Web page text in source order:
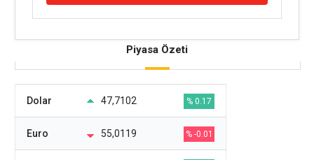
Piyasa Özeti
Dolar 47,7102 % 0.17
Euro 55,0119 % -0.01